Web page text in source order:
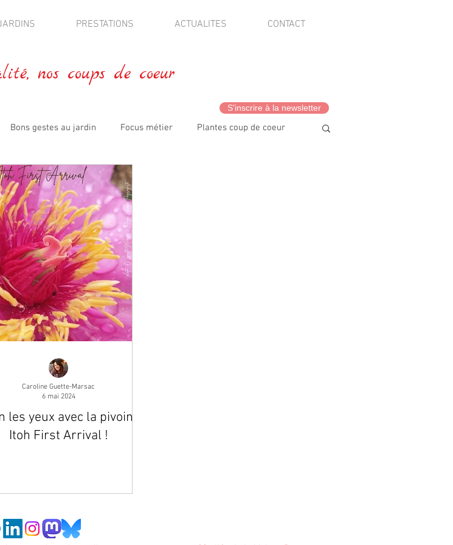
PRESTATIONS ACTUALITES CONTACT
nos coups de coeur
Bons gestes au jardin Focus métier Plantes coup de coeur
Jardin expérimental
les yeux avec la pivoine
Itoh First Arrival !
Caroline Guette-Marsac
6 mai 2024
S'inscrire à la newsletter